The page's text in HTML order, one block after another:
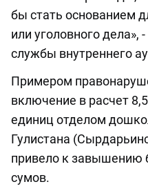
бы стать основанием
или уголовного дела»,
службы внутреннего
Примером
включение в расчет
единиц отделом
Гулистана
привело к завышению
сумов.